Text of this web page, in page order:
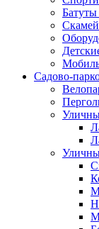
Батуты
Садово-